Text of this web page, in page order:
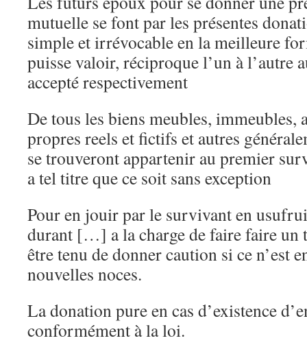
mutuelle se font par les présentes
simple et irrévocable en la meilleure
puisse valoir, réciproque l’un à l’autre
accepté respectivement
De tous les biens meubles, immeubles,
propres reels et fictifs et autres
se trouveront appartenir au premier
a tel titre que ce soit sans exception
Pour en jouir par le survivant en
durant […] a la charge de faire faire un
être tenu de donner caution si ce n’est
nouvelles noces.
La donation pure en cas d’existence
conformément à la loi.